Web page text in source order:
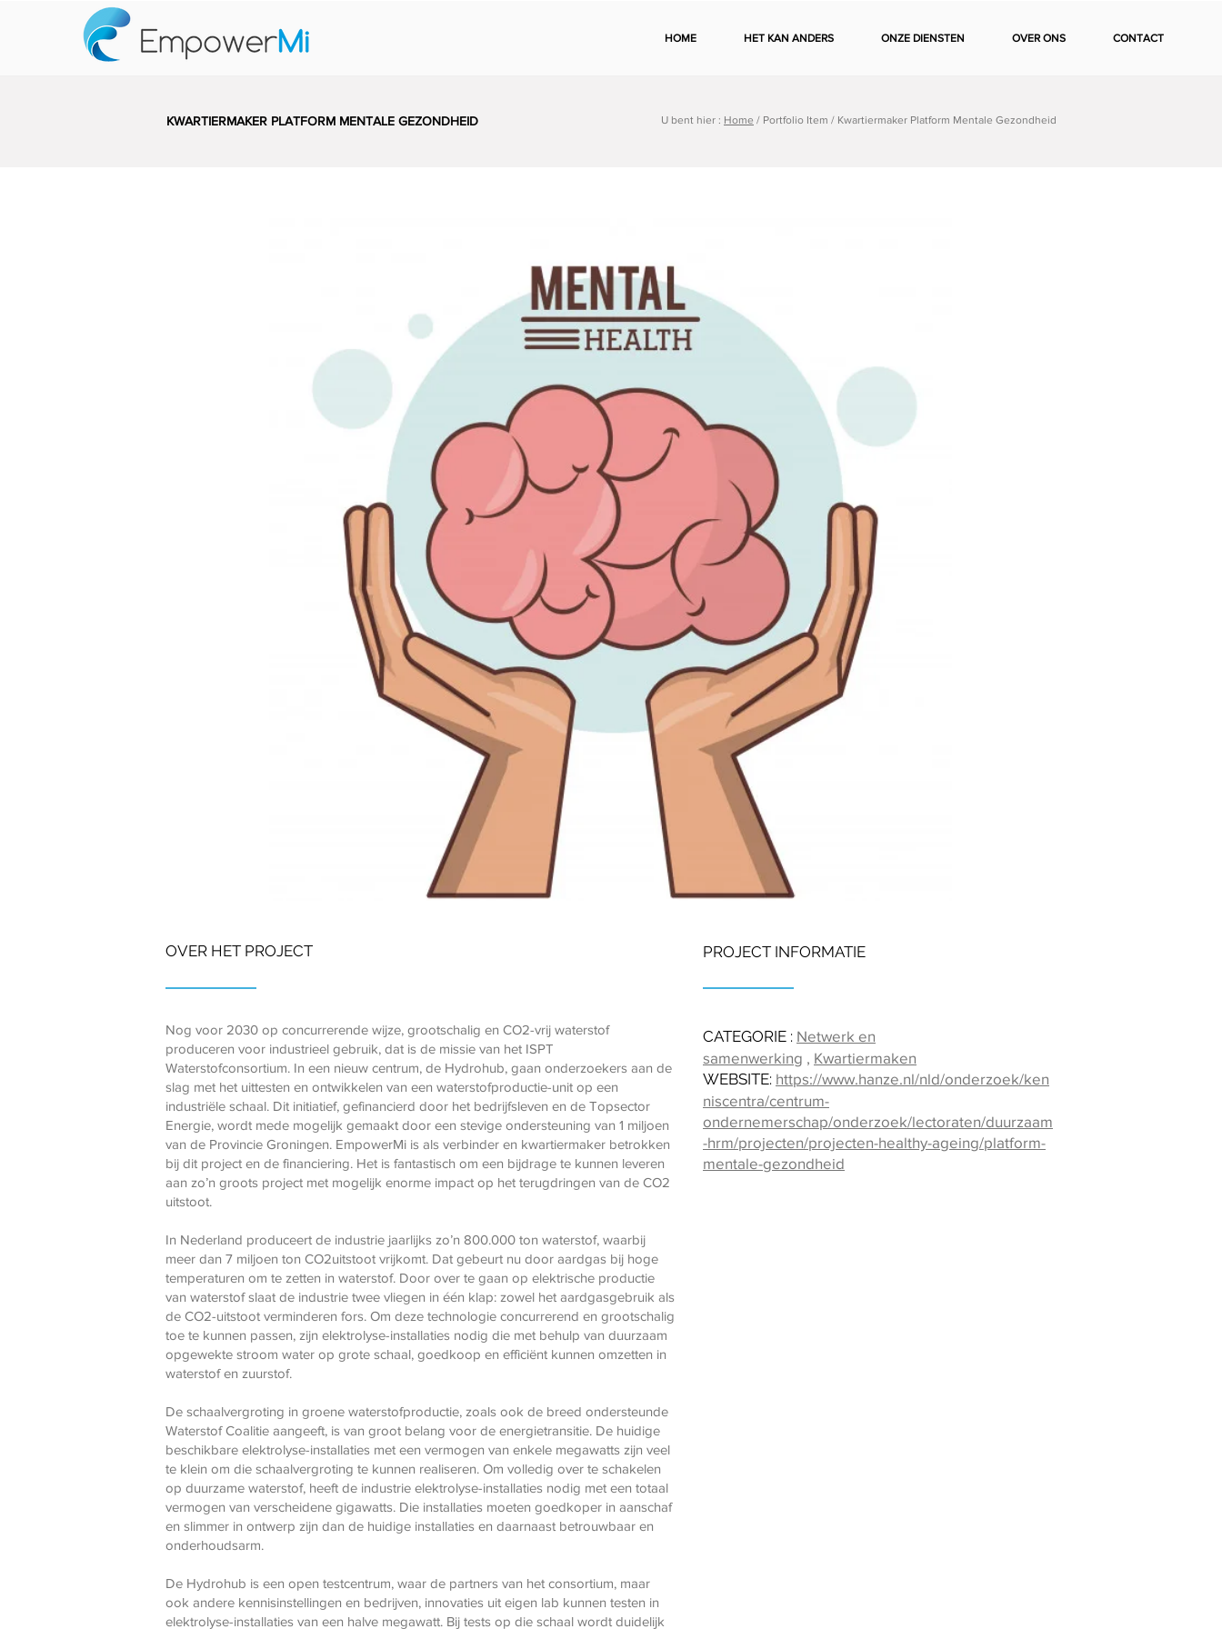
HOME HET KAN ANDERS ONZE DIENSTEN OVER ONS CONTACT
KWARTIERMAKER PLATFORM MENTALE GEZONDHEID U bent hier : Home / Portfolio Item / Kwartiermaker Platform Mentale Gezondheid
OVER HET PROJECT
Nog voor 2030 op concurrerende wijze, grootschalig en CO2-vrij waterstof
produceren voor industrieel gebruik, dat is de missie van het ISPT
Waterstofconsortium. In een nieuw centrum, de Hydrohub, gaan onderzoekers aan de
slag met het uittesten en ontwikkelen van een waterstofproductie-unit op een
industriële schaal. Dit initiatief, gefinancierd door het bedrijfsleven en de Topsector
Energie, wordt mede mogelijk gemaakt door een stevige ondersteuning van 1 miljoen
van de Provincie Groningen. EmpowerMi is als verbinder en kwartiermaker betrokken
bij dit project en de financiering. Het is fantastisch om een bijdrage te kunnen leveren
aan zo’n groots project met mogelijk enorme impact op het terugdringen van de CO2
uitstoot.
In Nederland produceert de industrie jaarlijks zo’n 800.000 ton waterstof, waarbij
meer dan 7 miljoen ton CO2uitstoot vrijkomt. Dat gebeurt nu door aardgas bij hoge
temperaturen om te zetten in waterstof. Door over te gaan op elektrische productie
van waterstof slaat de industrie twee vliegen in één klap: zowel het aardgasgebruik als
de CO2-uitstoot verminderen fors. Om deze technologie concurrerend en grootschalig
toe te kunnen passen, zijn elektrolyse-installaties nodig die met behulp van duurzaam
opgewekte stroom water op grote schaal, goedkoop en efficiënt kunnen omzetten in
waterstof en zuurstof.
De schaalvergroting in groene waterstofproductie, zoals ook de breed ondersteunde
Waterstof Coalitie aangeeft, is van groot belang voor de energietransitie. De huidige
beschikbare elektrolyse-installaties met een vermogen van enkele megawatts zijn veel
te klein om die schaalvergroting te kunnen realiseren. Om volledig over te schakelen
op duurzame waterstof, heeft de industrie elektrolyse-installaties nodig met een totaal
vermogen van verscheidene gigawatts. Die installaties moeten goedkoper in aanschaf
en slimmer in ontwerp zijn dan de huidige installaties en daarnaast betrouwbaar en
onderhoudsarm.
De Hydrohub is een open testcentrum, waar de partners van het consortium, maar
ook andere kennisinstellingen en bedrijven, innovaties uit eigen lab kunnen testen in
elektrolyse-installaties van een halve megawatt. Bij tests op die schaal wordt duidelijk
PROJECT INFORMATIE
CATEGORIE : Netwerk en
samenwerking , Kwartiermaken
WEBSITE: https://www.hanze.nl/nld/onderzoek/ken
niscentra/centrum-
ondernemerschap/onderzoek/lectoraten/duurzaam
-hrm/projecten/projecten-healthy-ageing/platform-
mentale-gezondheid